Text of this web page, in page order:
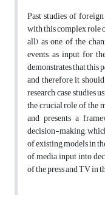
Past studies of
with this complex role
all) as one of the
events, as input for
demonstrates that this
and therefore it
research case studies
the crucial role of the
and presents a
decision-making,
of existing models in
of media input into
of the press and TV